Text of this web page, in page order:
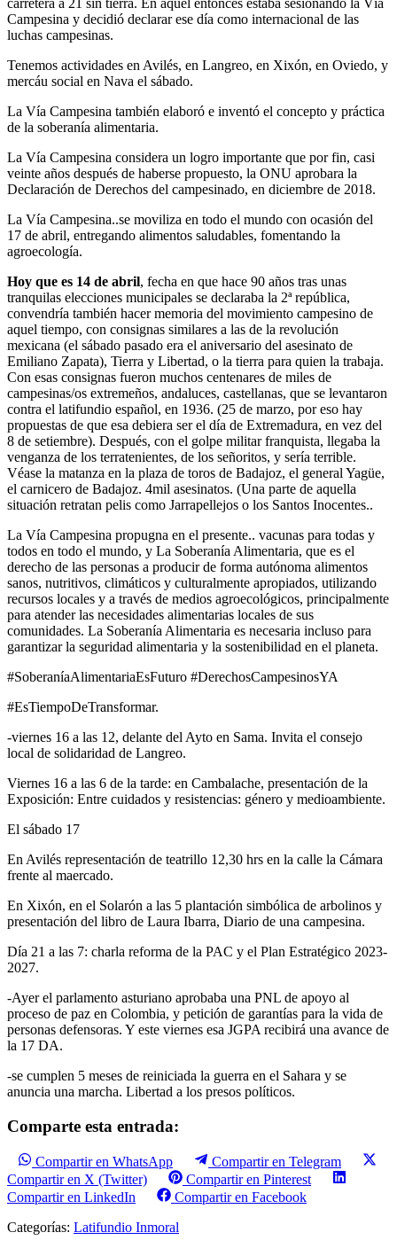
carretera a 21 sin tierra. En aquel entonces estaba sesionando la Vía
Campesina y decidió declarar ese día como internacional de las
luchas campesinas.
Tenemos actividades en Avilés, en Langreo, en Xixón, en Oviedo, y
mercáu social en Nava el sábado.
La Vía Campesina también elaboró e inventó el concepto y práctica
de la soberanía alimentaria.
La Vía Campesina considera un logro importante que por fin, casi
veinte años después de haberse propuesto, la ONU aprobara la
Declaración de Derechos del campesinado, en diciembre de 2018.
La Vía Campesina..se moviliza en todo el mundo con ocasión del
17 de abril, entregando alimentos saludables, fomentando la
agroecología.
Hoy que es 14 de abril, fecha en que hace 90 años tras unas
tranquilas elecciones municipales se declaraba la 2ª república,
convendría también hacer memoria del movimiento campesino de
aquel tiempo, con consignas similares a las de la revolución
mexicana (el sábado pasado era el aniversario del asesinato de
Emiliano Zapata), Tierra y Libertad, o la tierra para quien la trabaja.
Con esas consignas fueron muchos centenares de miles de
campesinas/os extremeños, andaluces, castellanas, que se levantaron
contra el latifundio español, en 1936. (25 de marzo, por eso hay
propuestas de que esa debiera ser el día de Extremadura, en vez del
8 de setiembre). Después, con el golpe militar franquista, llegaba la
venganza de los terratenientes, de los señoritos, y sería terrible.
Véase la matanza en la plaza de toros de Badajoz, el general Yagüe,
el carnicero de Badajoz. 4mil asesinatos. (Una parte de aquella
situación retratan pelis como Jarrapellejos o los Santos Inocentes..
La Vía Campesina propugna en el presente.. vacunas para todas y
todos en todo el mundo, y La Soberanía Alimentaria, que es el
derecho de las personas a producir de forma autónoma alimentos
sanos, nutritivos, climáticos y culturalmente apropiados, utilizando
recursos locales y a través de medios agroecológicos, principalmente
para atender las necesidades alimentarias locales de sus
comunidades. La Soberanía Alimentaria es necesaria incluso para
garantizar la seguridad alimentaria y la sostenibilidad en el planeta.
#SoberaníaAlimentariaEsFuturo #DerechosCampesinosYA
#EsTiempoDeTransformar.
-viernes 16 a las 12, delante del Ayto en Sama. Invita el consejo
local de solidaridad de Langreo.
Viernes 16 a las 6 de la tarde: en Cambalache, presentación de la
Exposición: Entre cuidados y resistencias: género y medioambiente.
El sábado 17
En Avilés representación de teatrillo 12,30 hrs en la calle la Cámara
frente al maercado.
En Xixón, en el Solarón a las 5 plantación simbólica de arbolinos y
presentación del libro de Laura Ibarra, Diario de una campesina.
Día 21 a las 7: charla reforma de la PAC y el Plan Estratégico 2023-
2027.
-Ayer el parlamento asturiano aprobaba una PNL de apoyo al
proceso de paz en Colombia, y petición de garantías para la vida de
personas defensoras. Y este viernes esa JGPA recibirá una avance de
la 17 DA.
-se cumplen 5 meses de reiniciada la guerra en el Sahara y se
anuncia una marcha. Libertad a los presos políticos.
Comparte esta entrada:
Compartir en WhatsApp
Compartir en Telegram
Compartir en X (Twitter)
Compartir en Pinterest
Compartir en LinkedIn
Compartir en Facebook
Categorías: Latifundio Inmoral